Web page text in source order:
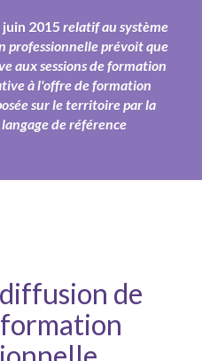
juin 2015 relatif au système
prévoit que
aux sessions de formation
à l'offre de formation
sur le territoire par la
de référence
de